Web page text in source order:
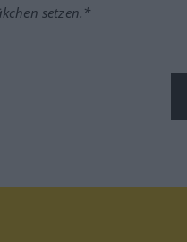
setzen.*